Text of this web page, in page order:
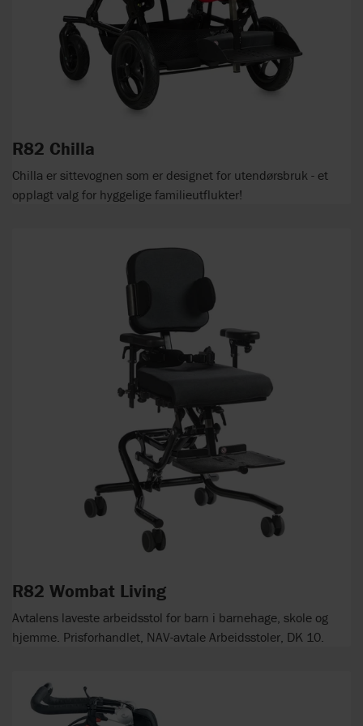
R82 Chilla
Chilla er sittevognen som er designet for utendørsbruk - et
opplagt valg for hyggelige familieutflukter!
R82 Wombat Living
Avtalens laveste arbeidsstol for barn i barnehage, skole og
hjemme. Prisforhandlet, NAV-avtale Arbeidsstoler, DK 10.